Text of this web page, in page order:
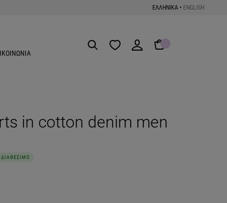
ΕΛΛΗΝΙΚΑ • ENGLISH
in cotton denim men
ΔΙΑΘΕΣΙΜΟ